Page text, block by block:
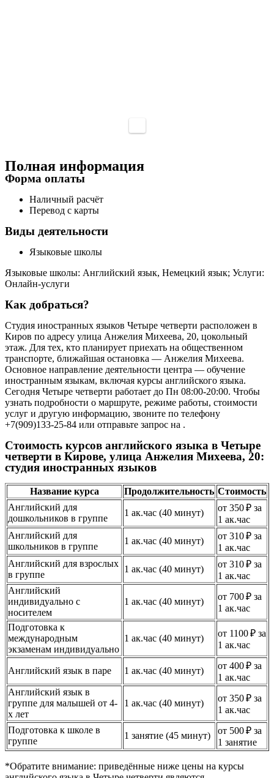
Полная информация
Форма оплаты
Наличный расчёт
Перевод с карты
Виды деятельности
Языковые школы
Языковые школы: Английский язык, Немецкий язык; Услуги:
Онлайн-услуги
Как добраться?
Студия иностранных языков Четыре четверти расположен в
Киров по адресу улица Анжелия Михеева, 20, цокольный
этаж. Для тех, кто планирует приехать на общественном
транспорте, ближайшая остановка — Анжелия Михеева.
Основное направление деятельности центра — обучение
иностранным языкам, включая курсы английского языка.
Сегодня Четыре четверти работает до Пн 08:00-20:00. Чтобы
узнать подробности о маршруте, режиме работы, стоимости
услуг и другую информацию, звоните по телефону
+7(909)133-25-84 или отправьте запрос на .
Стоимость курсов английского языка в Четыре
четверти в Кирове, улица Анжелия Михеева, 20:
студия иностранных языков
Название курса Продолжительность Стоимость
Английский для
дошкольников в группе
1 ак.час (40 минут)
от 350 ₽ за
1 ак.час
Английский для
школьников в группе
1 ак.час (40 минут)
от 310 ₽ за
1 ак.час
Английский для взрослых
в группе
1 ак.час (40 минут)
от 310 ₽ за
1 ак.час
Английский
индивидуально с
носителем
1 ак.час (40 минут)
от 700 ₽ за
1 ак.час
Подготовка к
международным
экзаменам индивидуально
1 ак.час (40 минут)
от 1100 ₽ за
1 ак.час
Английский язык в паре 1 ак.час (40 минут)
от 400 ₽ за
1 ак.час
Английский язык в
группе для малышей от 4-
х лет
1 ак.час (40 минут)
от 350 ₽ за
1 ак.час
Подготовка к школе в
группе
1 занятие (45 минут)
от 500 ₽ за
1 занятие
*Обратите внимание: приведённые ниже цены на курсы